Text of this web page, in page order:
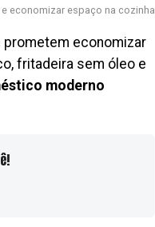
economizar espaço na cozinha
prometem economizar
fritadeira sem óleo e
moderno